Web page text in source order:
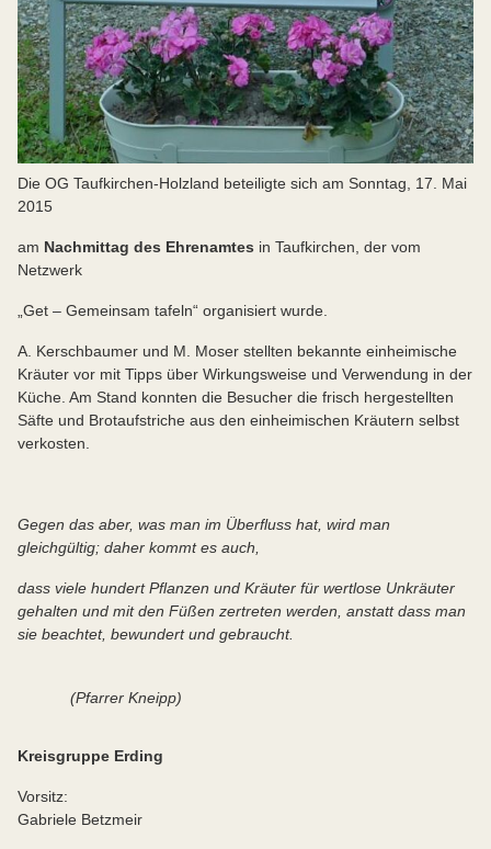
Die OG Taufkirchen-Holzland beteiligte sich am Sonntag, 17. Mai
2015
am Nachmittag des Ehrenamtes in Taufkirchen, der vom
Netzwerk
„Get – Gemeinsam tafeln“ organisiert wurde.
A. Kerschbaumer und M. Moser stellten bekannte einheimische
Kräuter vor mit Tipps über Wirkungsweise und Verwendung in der
Küche. Am Stand konnten die Besucher die frisch hergestellten
Säfte und Brotaufstriche aus den einheimischen Kräutern selbst
verkosten.
Gegen das aber, was man im Überfluss hat, wird man
gleichgültig; daher kommt es auch,
dass viele hundert Pflanzen und Kräuter für wertlose Unkräuter
gehalten und mit den Füßen zertreten werden, anstatt dass man
sie beachtet, bewundert und gebraucht.
(Pfarrer Kneipp)
Kreisgruppe Erding
Vorsitz:
Gabriele Betzmeir